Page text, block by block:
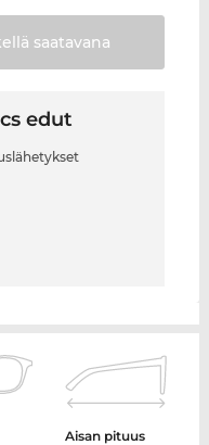
saatavana
edut
Aisan pituus